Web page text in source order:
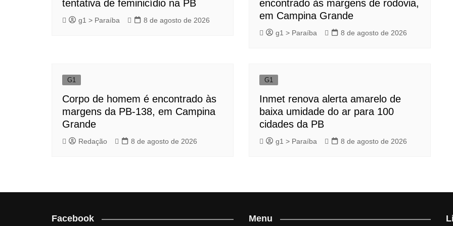
tentativa de feminicídio na PB
g1 > Paraíba 8 de agosto de 2026
encontrado às margens de rodovia,
em Campina Grande
g1 > Paraíba 8 de agosto de 2026
G1
Corpo de homem é encontrado às
margens da PB-138, em Campina
Grande
Redação 8 de agosto de 2026
G1
Inmet renova alerta amarelo de
baixa umidade do ar para 100
cidades da PB
g1 > Paraíba 8 de agosto de 2026
Facebook Menu